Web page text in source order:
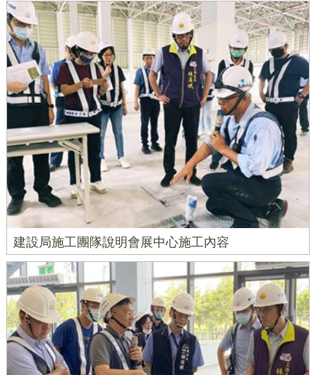
建設局施工團隊說明會展中心施工內容